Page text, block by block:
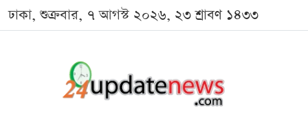
ঢাকা, শুক্রবার, ৭ আগস্ট ২০২৬, ২৩ শ্রাবণ ১৪৩৩